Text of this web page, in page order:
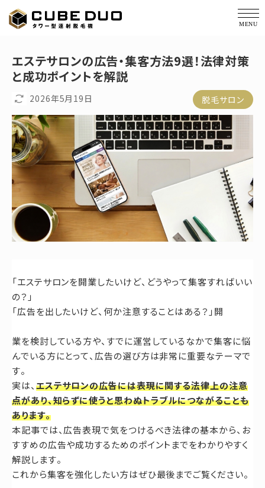
価格・仕様
サポート
コラム
会社概要
導入実績
お役立ち資料
エステサロンの広告・集客方法9選！法律対策
と成功ポイントを解説
2026年5月19日 脱毛サロン
「エステサロンを開業したいけど、どうやって集客すればいい
の？」
「広告を出したいけど、何か注意することはある？」開
業を検討している方や、すでに運営しているなかで集客に悩
んでいる方にとって、広告の選び方は非常に重要なテーマで
す。
実は、 エステサロンの広告には表現に関する法律上の注意
点があり、知らずに使うと思わぬトラブルにつながることも
あります。
本記事では、広告表現で気をつけるべき法律の基本から、お
すすめの広告や成功するためのポイントまでをわかりやすく
解説します。
これから集客を強化したい方はぜひ最後までご覧ください。